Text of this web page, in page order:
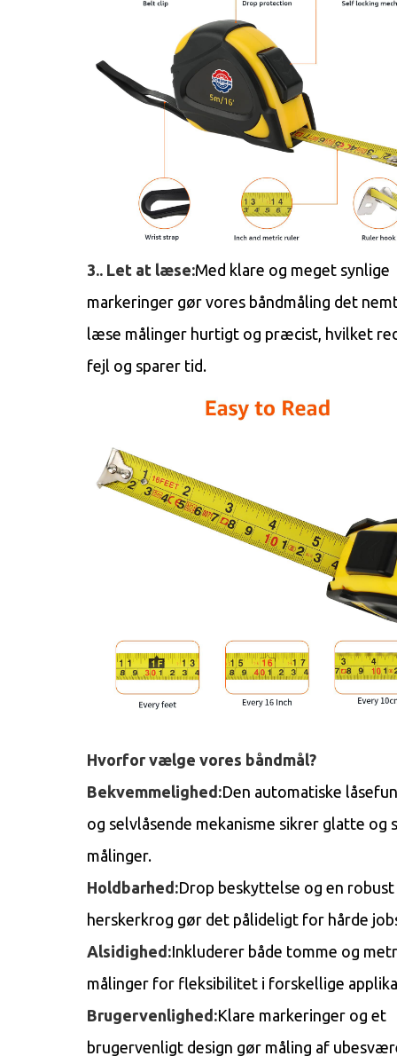
3.. Let at læse:Med klare og meget synlige
markeringer gør vores båndmåling det
læse målinger hurtigt og præcist, hvilket
fejl og sparer tid.
Hvorfor vælge vores båndmål?
Bekvemmelighed:Den automatiske
og selvlåsende mekanisme sikrer glatte og
målinger.
Holdbarhed:Drop beskyttelse og en robust
herskerkrog gør det pålideligt for hårde
Alsidighed:Inkluderer både tomme og
målinger for fleksibilitet i forskellige
Brugervenlighed:Klare markeringer og et
brugervenligt design gør måling af